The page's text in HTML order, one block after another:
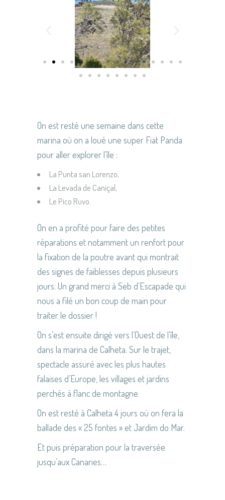
On est resté une semaine dans cette
marina où on a loué une super Fiat Panda
pour aller explorer l’île :
La Punta san Lorenzo,
La Levada de Caniçal,
Le Pico Ruvo.
On en a profité pour faire des petites
réparations et notamment un renfort pour
la fixation de la poutre avant qui montrait
des signes de faiblesses depuis plusieurs
jours. Un grand merci à Seb d’Escapade qui
nous a filé un bon coup de main pour
traiter le dossier !
On s’est ensuite dirigé vers l’Ouest de l’île,
dans la marina de Calheta. Sur le trajet,
spectacle assuré avec les plus hautes
falaises d’Europe, les villages et jardins
perchés à flanc de montagne.
On est resté à Calheta 4 jours où on fera la
ballade des « 25 fontes » et Jardim do Mar.
Et puis préparation pour la traversée
jusqu’aux Canaries…